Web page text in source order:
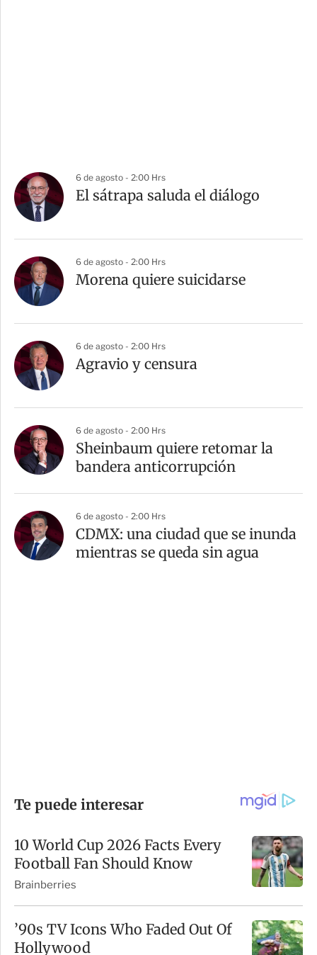
6 de agosto - 2:00 Hrs
El sátrapa saluda el diálogo
6 de agosto - 2:00 Hrs
Morena quiere suicidarse
6 de agosto - 2:00 Hrs
Agravio y censura
6 de agosto - 2:00 Hrs
Sheinbaum quiere retomar la
bandera anticorrupción
6 de agosto - 2:00 Hrs
CDMX: una ciudad que se inunda
mientras se queda sin agua